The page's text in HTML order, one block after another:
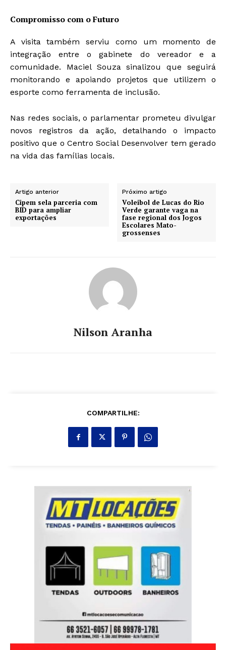
Compromisso com o Futuro
A visita também serviu como um momento de
integração entre o gabinete do vereador e a
comunidade. Maciel Souza sinalizou que seguirá
monitorando e apoiando projetos que utilizem o
esporte como ferramenta de inclusão.
Nas redes sociais, o parlamentar prometeu divulgar
novos registros da ação, detalhando o impacto
positivo que o Centro Social Desenvolver tem gerado
na vida das famílias locais.
Artigo anterior
Cipem sela parceria com
BID para ampliar
exportações
Próximo artigo
Voleibol de Lucas do Rio
Verde garante vaga na
fase regional dos Jogos
Escolares Mato-
grossenses
Nilson Aranha
COMPARTILHE: